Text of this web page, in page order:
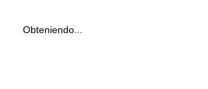
Obteniendo...